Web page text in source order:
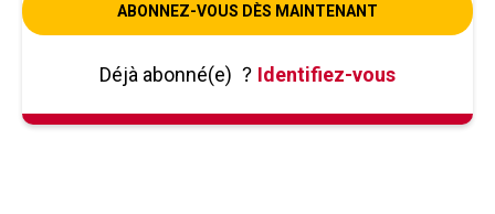
ABONNEZ-VOUS DÈS MAINTENANT
Déjà abonné(e) ? Identifiez-vous